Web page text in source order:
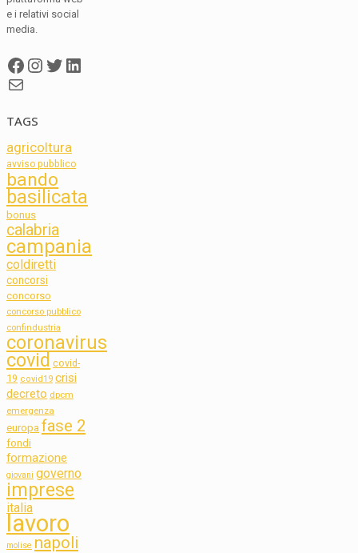
e i relativi social
media.
Facebook
Instagram
Twitter
LinkedIn
Mail
TAGS
agricoltura
avviso pubblico
bando
basilicata
bonus
calabria
campania
coldiretti
concorsi
concorso
concorso pubblico
confindustria
coronavirus
covid covid-
19 covid19 crisi
decreto dpcm
emergenza
europa fase 2
fondi
formazione
giovani governo
imprese
italia
lavoro
molise napoli